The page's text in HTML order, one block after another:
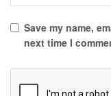
Save my name,
next time I